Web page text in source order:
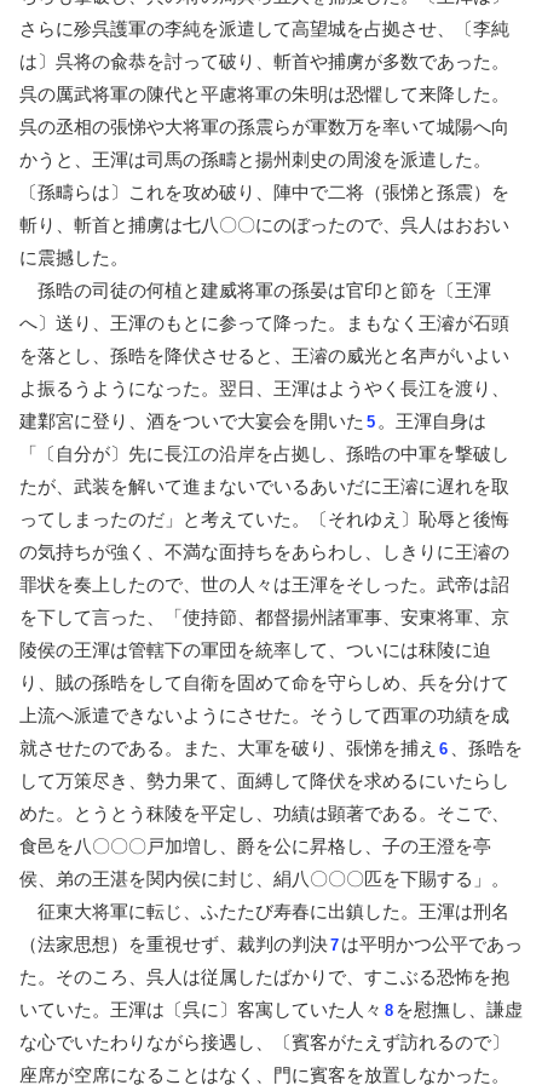
さらに殄呉護軍の李純を派遣して高望城を占拠させ、〔李純
は〕呉将の兪恭を討って破り、斬首や捕虜が多数であった。
呉の厲武将軍の陳代と平慮将軍の朱明は恐懼して来降した。
呉の丞相の張悌や大将軍の孫震らが軍数万を率いて城陽へ向
かうと、王渾は司馬の孫疇と揚州刺史の周浚を派遣した。
〔孫疇らは〕これを攻め破り、陣中で二将（張悌と孫震）を
斬り、斬首と捕虜は七八〇〇にのぼったので、呉人はおおい
に震撼した。
孫晧の司徒の何植と建威将軍の孫晏は官印と節を〔王渾
へ〕送り、王渾のもとに参って降った。まもなく王濬が石頭
を落とし、孫晧を降伏させると、王濬の威光と名声がいよい
よ振るうようになった。翌日、王渾はようやく長江を渡り、
建鄴宮に登り、酒をついで大宴会を開いた 5 。王渾自身は
「〔自分が〕先に長江の沿岸を占拠し、孫晧の中軍を撃破し
たが、武装を解いて進まないでいるあいだに王濬に遅れを取
ってしまったのだ」と考えていた。〔それゆえ〕恥辱と後悔
の気持ちが強く、不満な面持ちをあらわし、しきりに王濬の
罪状を奏上したので、世の人々は王渾をそしった。武帝は詔
を下して言った、「使持節、都督揚州諸軍事、安東将軍、京
陵侯の王渾は管轄下の軍団を統率して、ついには秣陵に迫
り、賊の孫晧をして自衛を固めて命を守らしめ、兵を分けて
上流へ派遣できないようにさせた。そうして西軍の功績を成
就させたのである。また、大軍を破り、張悌を捕え 6 、孫晧を
して万策尽き、勢力果て、面縛して降伏を求めるにいたらし
めた。とうとう秣陵を平定し、功績は顕著である。そこで、
食邑を八〇〇〇戸加増し、爵を公に昇格し、子の王澄を亭
侯、弟の王湛を関内侯に封じ、絹八〇〇〇匹を下賜する」。
征東大将軍に転じ、ふたたび寿春に出鎮した。王渾は刑名
（法家思想）を重視せず、裁判の判決7 は平明かつ公平であっ
た。そのころ、呉人は従属したばかりで、すこぶる恐怖を抱
いていた。王渾は〔呉に〕客寓していた人々 8 を慰撫し、謙虚
な心でいたわりながら接遇し、〔賓客がたえず訪れるので〕
座席が空席になることはなく、門に賓客を放置しなかった。